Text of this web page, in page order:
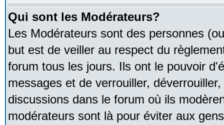
Qui sont les Modérateurs?
Les Modérateurs sont des personnes
but est de veiller au respect du
forum tous les jours. Ils ont le pouvoir
messages et de verrouiller,
discussions dans le forum où ils
modérateurs sont là pour éviter aux